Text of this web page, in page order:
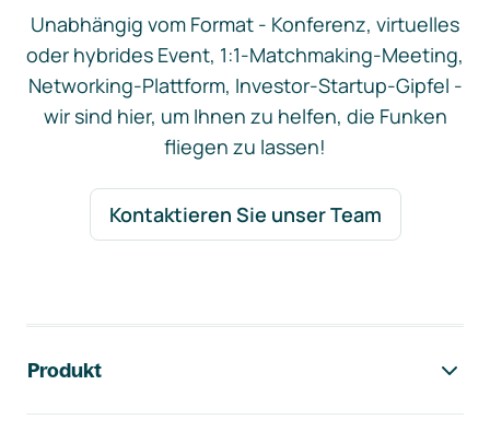
Unabhängig vom Format - Konferenz, virtuelles
oder hybrides Event, 1:1-Matchmaking-Meeting,
Networking-Plattform, Investor-Startup-Gipfel -
wir sind hier, um Ihnen zu helfen, die Funken
fliegen zu lassen!
Kontaktieren Sie unser Team
Produkt